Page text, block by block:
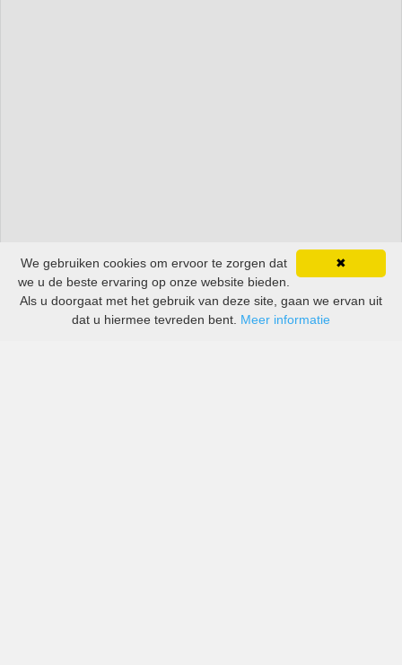
✖
We gebruiken cookies om ervoor te zorgen dat
we u de beste ervaring op onze website bieden.
Als u doorgaat met het gebruik van deze site, gaan we ervan uit
dat u hiermee tevreden bent. Meer informatie